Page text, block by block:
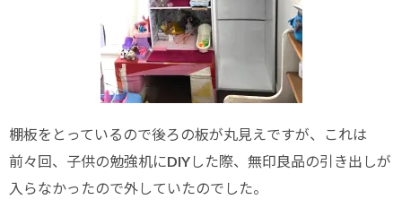
棚板をとっているので後ろの板が丸見えですが、これは
前々回、子供の勉強机にDIYした際、無印良品の引き出しが
入らなかったので外していたのでした。